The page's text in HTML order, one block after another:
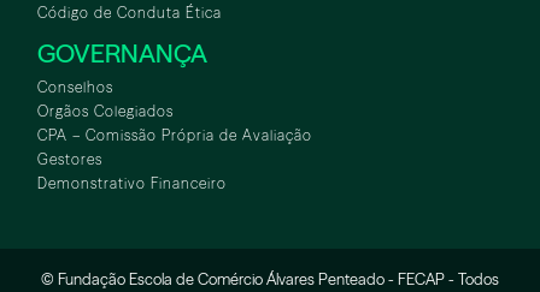
Código de Conduta Ética
GOVERNANÇA
Conselhos
Orgãos Colegiados
CPA – Comissão Própria de Avaliação
Gestores
Demonstrativo Financeiro
© Fundação Escola de Comércio Álvares Penteado - FECAP - Todos